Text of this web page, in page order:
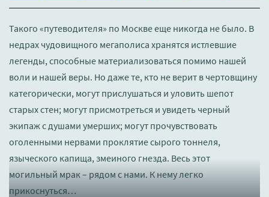
Такого «путеводителя» по Москве еще никогда не было. В
недрах чудовищного мегаполиса хранятся истлевшие
легенды, способные материализоваться помимо нашей
воли и нашей веры. Но даже те, кто не верит в чертовщину
категорически, могут прислушаться и уловить шепот
старых стен; могут присмотреться и увидеть черный
экипаж с душами умерших; могут прочувствовать
оголенными нервами проклятие сырого тоннеля,
языческого капища, змеиного гнезда. Весь этот
могильный мрак – рядом с нами. К нему легко
прикоснуться…